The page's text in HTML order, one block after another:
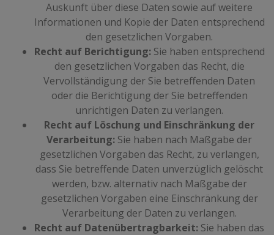
Auskunft über diese Daten sowie auf weitere
Informationen und Kopie der Daten entsprechend
den gesetzlichen Vorgaben.
Recht auf Berichtigung:Sie haben entsprechend
den gesetzlichen Vorgaben das Recht, die
Vervollständigung der Sie betreffenden Daten
oder die Berichtigung der Sie betreffenden
unrichtigen Daten zu verlangen.
Recht auf Löschung und Einschränkung der
Verarbeitung: Sie haben nach Maßgabe der
gesetzlichen Vorgaben das Recht, zu verlangen,
dass Sie betreffende Daten unverzüglich gelöscht
werden, bzw. alternativ nach Maßgabe der
gesetzlichen Vorgaben eine Einschränkung der
Verarbeitung der Daten zu verlangen.
Recht auf Datenübertragbarkeit: Sie haben das